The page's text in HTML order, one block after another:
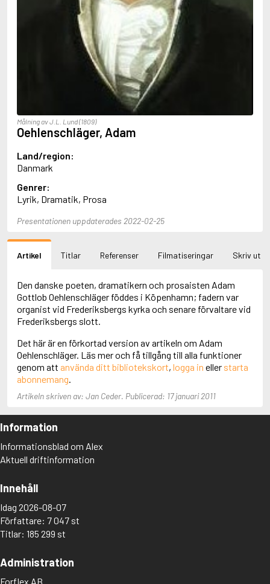
Abulhawa, Susan
Achmatova, Anna
Adamov, Arthur
Adams, Douglas
Adams, Herbert
Adams, Jane
Adams, Richard
Adbåge, Emma
Adbåge, Lisen
Adelborg, Ottilia
Adiga, Aravind
Adnan, Etel
Adolfsson, Evert
Adolfsson, Gunnar
Adolfsson, Josefine
Adolfsson, Maria
Målning av J.L. Lund (1809)
Oehlenschläger, Adam
Land/region:
Danmark
Genrer:
Lyrik, Dramatik, Prosa
Presentationen uppdaterades 2022-02-25
Artikel Titlar Referenser Filmatiseringar Skriv ut
Den danske poeten, dramatikern och prosaisten Adam
Gottlob Oehlenschläger föddes i Köpenhamn; fadern var
organist vid Frederiksbergs kyrka och senare förvaltare vid
Frederiksbergs slott.
Det här är en förkortad version av artikeln om Adam
Oehlenschläger. Läs mer och få tillgång till alla funktioner
genom att använda ditt bibliotekskort, logga in eller starta
abonnemang
Artikeln skriven av: Jan Ceder. Publicerad: 17 januari 2011
Information
Informationsblad om Alex
Aktuell driftinformation
Innehåll
Idag 2026-08-07
Författare: 7 047 st
Titlar: 185 299 st
Administration
Forflex AB